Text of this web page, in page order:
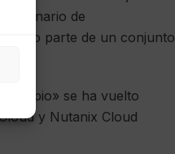
escenario de
como parte de un conjunto
propio» se ha vuelto
y Nutanix Cloud